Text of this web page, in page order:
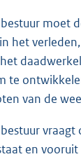
moet
het
te
van de
en